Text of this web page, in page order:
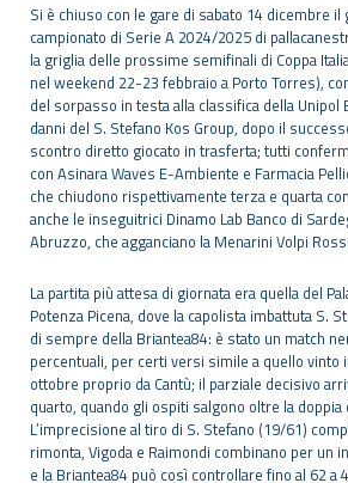
Si è chiuso con le gare di sabato 14 dicembre il
campionato di Serie A 2024/2025 di
la griglia delle prossime semifinali di Coppa
nel weekend 22-23 febbraio a Porto Torres),
del sorpasso in testa alla classifica della Unipol
danni del S. Stefano Kos Group, dopo il
scontro diretto giocato in trasferta; tutti
con Asinara Waves E-Ambiente e Farmacia
che chiudono rispettivamente terza e quarta
anche le inseguitrici Dinamo Lab Banco di
Abruzzo, che agganciano la Menarini Volpi
La partita più attesa di giornata era quella del
Potenza Picena, dove la capolista imbattuta S.
di sempre della Briantea84: è stato un match
percentuali, per certi versi simile a quello vinto
ottobre proprio da Cantù; il parziale decisivo
quarto, quando gli ospiti salgono oltre la doppia
L’imprecisione al tiro di S. Stefano (19/61)
rimonta, Vigoda e Raimondi combinano per un
e la Briantea84 può così controllare fino al 62 a